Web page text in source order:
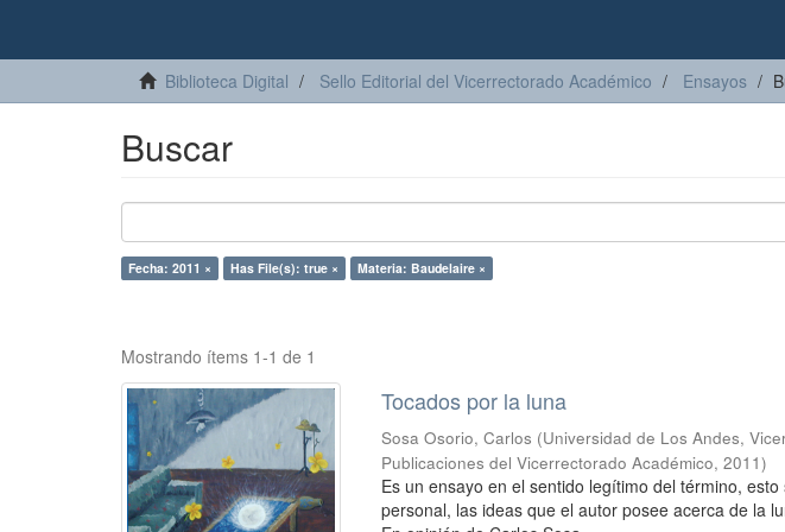
Biblioteca Digital Sello Editorial del Vicerrectorado Académico Ensayos
Buscar
Fecha: 2011 × Has File(s): true × Materia: Baudelaire ×
Mostrando ítems 1-1 de 1
Tocados por la luna
Sosa Osorio, Carlos (Universidad de Los Andes,
Publicaciones del Vicerrectorado Académico,2011)
Es un ensayo en el sentido legítimo del término,
personal, las ideas que el autor posee acerca de la